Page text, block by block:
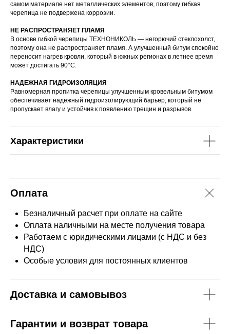
самом материале нет металлических элементов, поэтому гибкая
черепица не подвержена коррозии.
НЕ РАСПРОСТРАНЯЕТ ПЛАМЯ
В основе гибкой черепицы ТЕХНОНИКОЛЬ — негорючий стеклохолст,
поэтому она не распространяет пламя. А улучшенный битум спокойно
переносит нагрев кровли, который в южных регионах в летнее время
может достигать 90°C.
НАДЕЖНАЯ ГИДРОИЗОЛЯЦИЯ
Равномерная пропитка черепицы улучшенным кровельным битумом
обеспечивает надежный гидроизолирующий барьер, который не
пропускает влагу и устойчив к появлению трещин и разрывов.
Характеристики
Оплата
Безналичный расчет при оплате на сайте
Оплата наличными на месте получения товара
Работаем с юридическими лицами (с НДС и без
НДС)
Особые условия для постоянных клиентов
Доставка и самовывоз
Гарантии и возврат товара